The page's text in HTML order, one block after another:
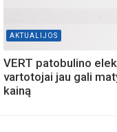
AKTUALIJOS
VERT patobulino
vartotojai jau gali
kainą